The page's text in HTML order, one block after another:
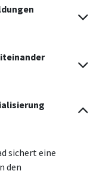
sichert eine
den